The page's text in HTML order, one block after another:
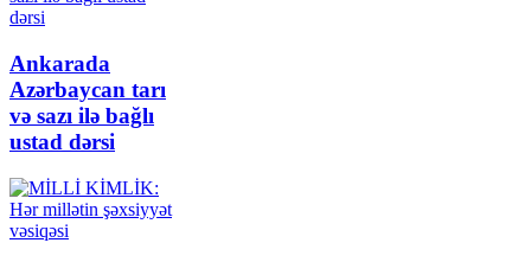
Ankarada
Azərbaycan tarı
və sazı ilə bağlı
ustad dərsi